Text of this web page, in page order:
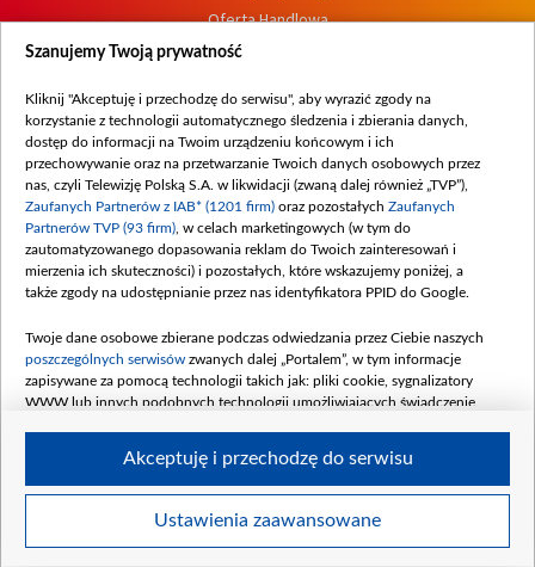
Oferta Handlowa
Dostępność
Procedura zgłoszeń wewnętrznych
© 2026 Telewizja Polska S. A. w likwidacji
Szanujemy Twoją prywatność
Kliknij "Akceptuję i przechodzę do serwisu", aby wyrazić zgody na
korzystanie z technologii automatycznego śledzenia i zbierania danych,
dostęp do informacji na Twoim urządzeniu końcowym i ich
przechowywanie oraz na przetwarzanie Twoich danych osobowych przez
nas, czyli Telewizję Polską S.A. w likwidacji (zwaną dalej również „TVP”),
Zaufanych Partnerów z IAB* (1201 firm) oraz pozostałych Zaufanych
Partnerów TVP (93 firm) , w celach marketingowych (w tym do
zautomatyzowanego dopasowania reklam do Twoich zainteresowań i
mierzenia ich skuteczności) i pozostałych, które wskazujemy poniżej, a
także zgody na udostępnianie przez nas identyfikatora PPID do Google.
Twoje dane osobowe zbierane podczas odwiedzania przez Ciebie naszych
poszczególnych serwisów zwanych dalej „Portalem”, w tym informacje
zapisywane za pomocą technologii takich jak: pliki cookie, sygnalizatory
WWW lub innych podobnych technologii umożliwiających świadczenie
Twoje dane osobowe zbierane podczas odwiedzania przez Ciebie
Ustawienia zaawansowane
Akceptuję i przechodzę do serwisu